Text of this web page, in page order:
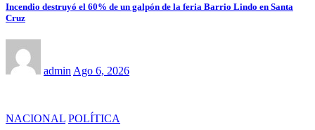
Incendio destruyó el 60% de un galpón de la feria Barrio Lindo en Santa
Cruz
admin Ago 6, 2026
NACIONAL POLÍTICA